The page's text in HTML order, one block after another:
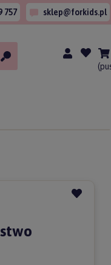
757 sklep@forkids.pl